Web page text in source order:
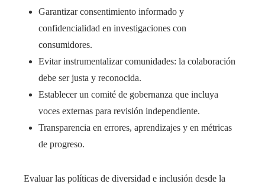
Garantizar consentimiento informado y
confidencialidad en investigaciones con
consumidores.
Evitar instrumentalizar comunidades: la colaboración
debe ser justa y reconocida.
Establecer un comité de gobernanza que incluya
voces externas para revisión independiente.
Transparencia en errores, aprendizajes y en métricas
de progreso.
Evaluar las políticas de diversidad e inclusión desde la